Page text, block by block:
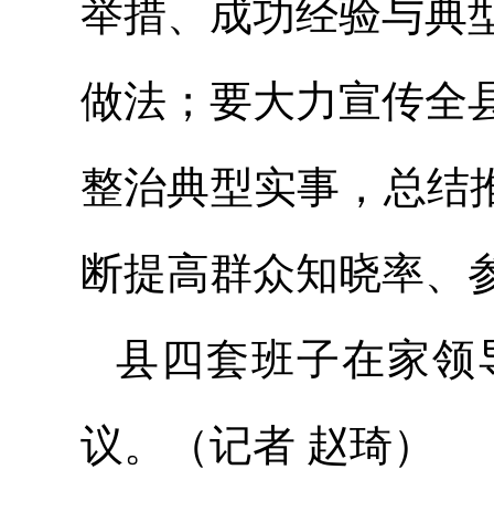
举措、成功经验与典
做法；要大力宣传全
整治典型实事，总结
断提高群众知晓率、
县四套班子在家领
议。（记者 赵琦）